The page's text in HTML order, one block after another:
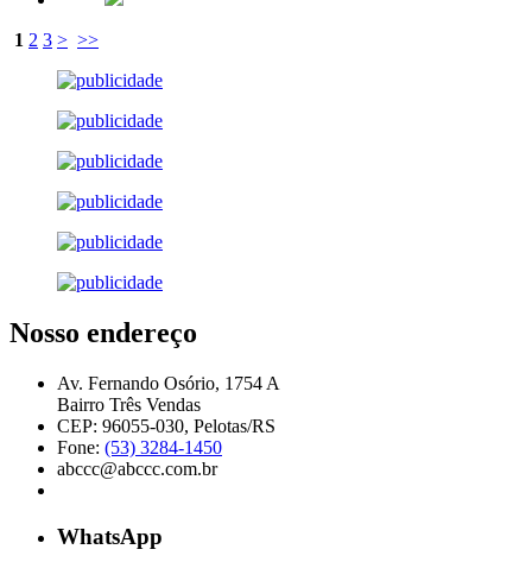
1 2 3 > >>
Nosso endereço
Av. Fernando Osório, 1754 A
Bairro Três Vendas
CEP: 96055-030, Pelotas/RS
Fone: (53) 3284-1450
abccc@abccc.com.br
WhatsApp